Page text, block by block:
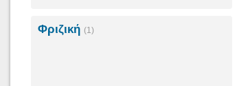
Φριζική (1)